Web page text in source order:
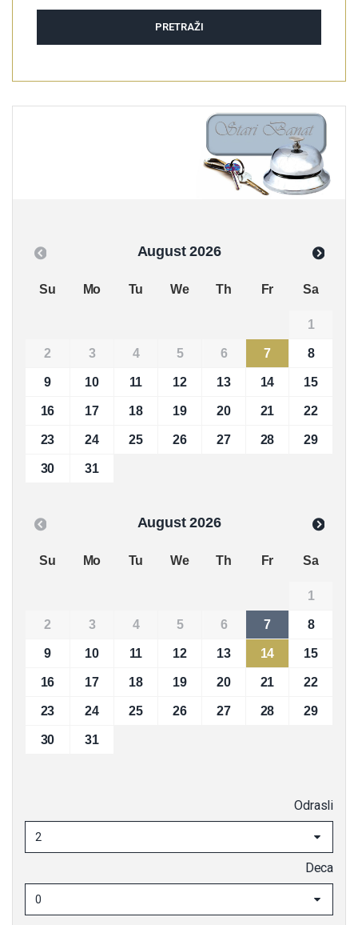
PRETRAŽI
xt
August 2026
Su Mo Tu We Th Fr Sa
1
2 3 4 5 6 7 8
9 10 11 12 13 14 15
16 17 18 19 20 21 22
23 24 25 26 27 28 29
30 31
xt
August 2026
Su Mo Tu We Th Fr Sa
1
2 3 4 5 6 7 8
9 10 11 12 13 14 15
16 17 18 19 20 21 22
23 24 25 26 27 28 29
30 31
Odrasli
2
Deca
0